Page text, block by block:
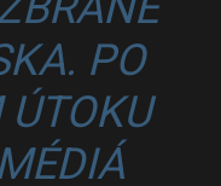
PO
ÚTOKU